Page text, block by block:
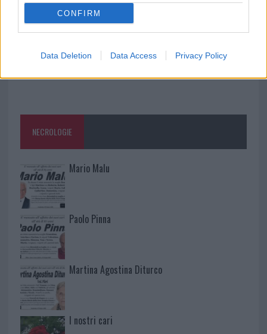
CONFIRM
Data Deletion Data Access Privacy Policy
NECROLOGIE
Mario Malu
Paolo Pinna
Martina Agostina Diturco
I nostri cari